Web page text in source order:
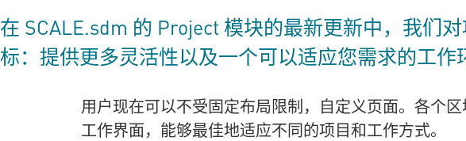
在 SCALE.sdm 的 Project 模块的最新更新中，我们
标：提供更多灵活性以及一个可以适应您需求的工作
用户现在可以不受固定布局限制，自定义页面。各个
工作界面，能够最佳地适应不同的项目和工作方式。